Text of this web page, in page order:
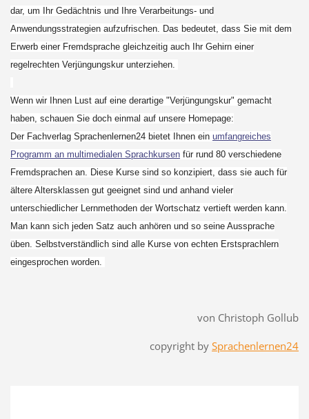
dar, um Ihr Gedächtnis und Ihre Verarbeitungs- und
Anwendungsstrategien aufzufrischen. Das bedeutet, dass Sie mit dem
Erwerb einer Fremdsprache gleichzeitig auch Ihr Gehirn einer
regelrechten Verjüngungskur unterziehen.
Wenn wir Ihnen Lust auf eine derartige "Verjüngungskur" gemacht
haben, schauen Sie doch einmal auf unsere Homepage:
Der Fachverlag Sprachenlernen24 bietet Ihnen ein umfangreiches
Programm an multimedialen Sprachkursen für rund 80 verschiedene
Fremdsprachen an. Diese Kurse sind so konzipiert, dass sie auch für
ältere Altersklassen gut geeignet sind und anhand vieler
unterschiedlicher Lernmethoden der Wortschatz vertieft werden kann.
Man kann sich jeden Satz auch anhören und so seine Aussprache
üben. Selbstverständlich sind alle Kurse von echten Erstsprachlern
eingesprochen worden.
von Christoph Gollub
copyright bySprachenlernen24